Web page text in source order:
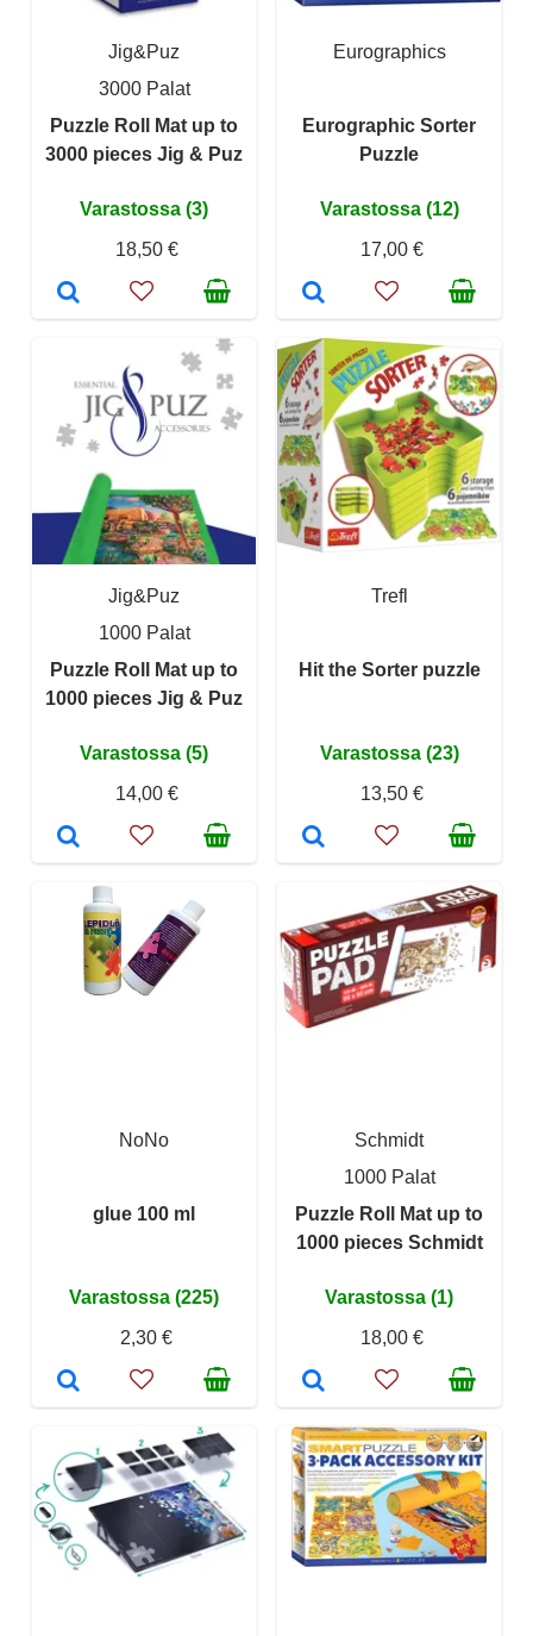
Jig&Puz
3000 Palat
Puzzle Roll Mat up to
3000 pieces Jig & Puz
Varastossa (3)
18,50 €
Eurographics
Eurographic Sorter
Puzzle
Varastossa (12)
17,00 €
Jig&Puz
1000 Palat
Puzzle Roll Mat up to
1000 pieces Jig & Puz
Varastossa (5)
14,00 €
Trefl
Hit the Sorter puzzle
Varastossa (23)
13,50 €
NoNo
glue 100 ml
Varastossa (225)
2,30 €
Schmidt
1000 Palat
Puzzle Roll Mat up to
1000 pieces Schmidt
Varastossa (1)
18,00 €